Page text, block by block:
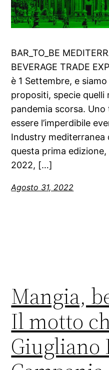
BAR_TO_BE
BEVERAGE TRADE
è 1 Settembre, e
propositi, specie quelli
pandemia scorsa.
essere l’imperdibile
Industry mediterranea
questa prima
2022, […]
Agosto 31, 2022
Mangia,
Il motto
Giugliano